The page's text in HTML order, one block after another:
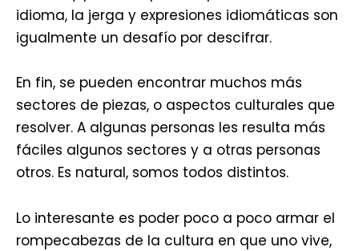
idioma, la jerga y expresiones idiomáticas son
igualmente un desafío por descifrar.
En fin, se pueden encontrar muchos más
sectores de piezas, o aspectos culturales que
resolver. A algunas personas les resulta más
fáciles algunos sectores y a otras personas
otros. Es natural, somos todos distintos.
Lo interesante es poder poco a poco armar el
rompecabezas de la cultura en que uno vive,